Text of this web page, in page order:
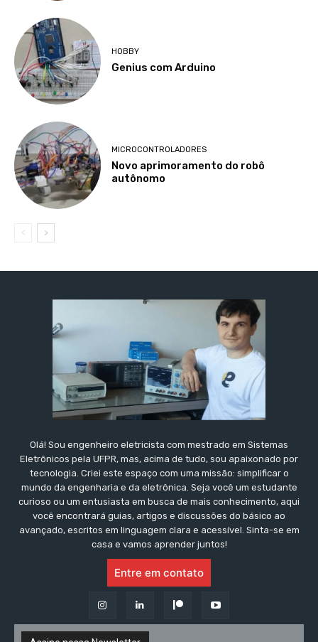
HOBBY
Genius com Arduino
MICROCONTROLADORES
Novo aprimoramento do robô
autônomo
Olá! Sou engenheiro eletricista com mestrado em Sistemas
Eletrônicos pela UFPR, mas, acima de tudo, sou apaixonado por
tecnologia. Criei este espaço com uma missão: simplificar o
mundo da engenharia e da eletrônica. Seja você um estudante
curioso ou um entusiasta em busca de mais conhecimento, aqui
você encontrará guias, artigos e discussões do básico ao
avançado, escritos em linguagem clara e acessível. Sinta-se em
casa e vamos aprender juntos!
Entre em contato